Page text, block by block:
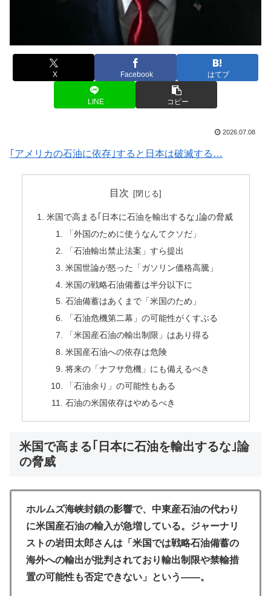
X Facebook はてブ
LINE コピー
2026.07.08
｢アメリカの石油に依存｣すると日本は破滅する…
目次
米国で高まる｢日本に石油を輸出するな｣論の脅威
「外国のために使うなんてクソだ」
「石油輸出禁止法案」すら提出
米国世論が怒った「ガソリン価格高騰」
米国の戦略石油備蓄は半分以下に
石油備蓄はあくまで「米国のため」
「石油危機第二幕」の可能性がくすぶる
「米国産石油の輸出制限」はあり得る
米国産石油への依存は危険
将来の「ナフサ危機」にも備えるべき
「石油余り」の可能性もある
石油の米国依存はやめるべき
米国で高まる｢日本に石油を輸出するな｣論
の脅威
ホルムズ海峡封鎖の影響で、中東産石油の代わり
に米国産石油の輸入が急増している。ジャーナリ
ストの岩田太郎さんは「米国では戦略石油備蓄の
海外への輸出が批判されており輸出制限や禁輸措
置の可能性も否定できない」という――。